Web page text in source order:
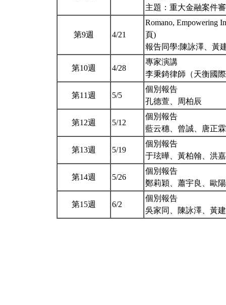
主題：重大金融案件
第9週 4/21
Romano, Empowering
頁)
報告同學:陳詠澤、黃
第10週 4/28
專家演講
李秉錡律師（天衡國
第11週 5/5
個別報告
孔德萱、周柏辰
第12週 5/12
個別報告
藍云穗、曾誠、唐正
第13週 5/19
個別報告
于玹曄、黃柏翰、洪
第14週 5/26
個別報告
鄭莉穎、蕭宇良、歐
第15週 6/2
個別報告
吳家同、陳詠澤、黃